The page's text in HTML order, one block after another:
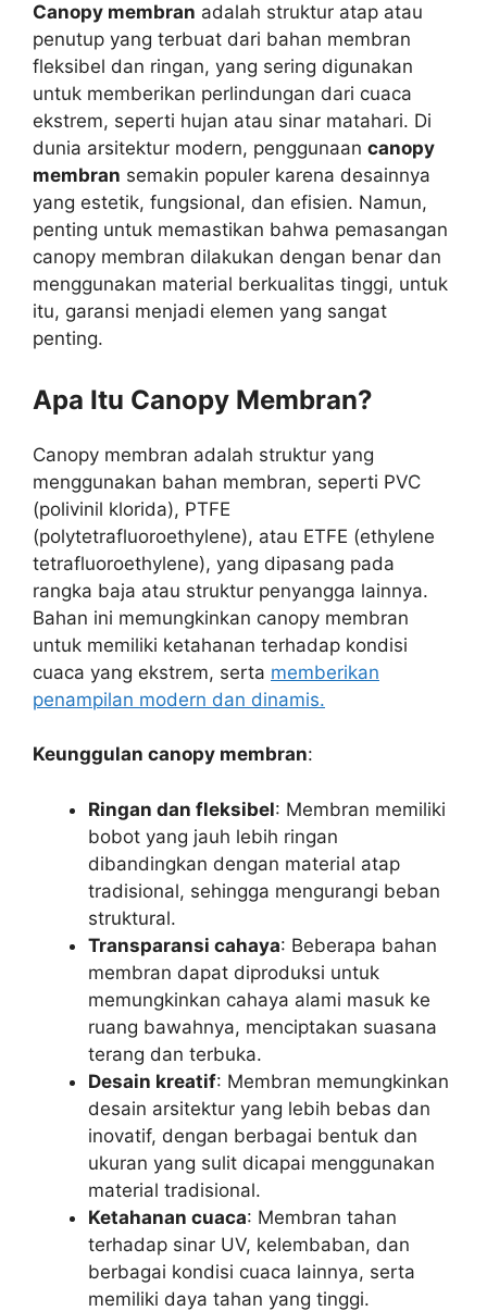
Canopy membran adalah struktur atap atau
penutup yang terbuat dari bahan membran
fleksibel dan ringan, yang sering digunakan
untuk memberikan perlindungan dari cuaca
ekstrem, seperti hujan atau sinar matahari. Di
dunia arsitektur modern, penggunaan canopy
membran semakin populer karena desainnya
yang estetik, fungsional, dan efisien. Namun,
penting untuk memastikan bahwa pemasangan
canopy membran dilakukan dengan benar dan
menggunakan material berkualitas tinggi, untuk
itu, garansi menjadi elemen yang sangat
penting.
Apa Itu Canopy Membran?
Canopy membran adalah struktur yang
menggunakan bahan membran, seperti PVC
(polivinil klorida), PTFE
(polytetrafluoroethylene), atau ETFE (ethylene
tetrafluoroethylene), yang dipasang pada
rangka baja atau struktur penyangga lainnya.
Bahan ini memungkinkan canopy membran
untuk memiliki ketahanan terhadap kondisi
cuaca yang ekstrem, serta memberikan
penampilan modern dan dinamis.
Keunggulan canopy membran:
Ringan dan fleksibel: Membran memiliki
bobot yang jauh lebih ringan
dibandingkan dengan material atap
tradisional, sehingga mengurangi beban
struktural.
Transparansi cahaya: Beberapa bahan
membran dapat diproduksi untuk
memungkinkan cahaya alami masuk ke
ruang bawahnya, menciptakan suasana
terang dan terbuka.
Desain kreatif: Membran memungkinkan
desain arsitektur yang lebih bebas dan
inovatif, dengan berbagai bentuk dan
ukuran yang sulit dicapai menggunakan
material tradisional.
Ketahanan cuaca: Membran tahan
terhadap sinar UV, kelembaban, dan
berbagai kondisi cuaca lainnya, serta
memiliki daya tahan yang tinggi.